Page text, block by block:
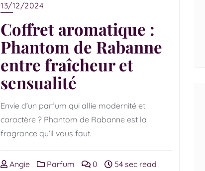
13/12/2024
Coffret aromatique :
Phantom de Rabanne
entre fraîcheur et
sensualité
Envie d’un parfum qui allie modernité et
caractère ? Phantom de Rabanne est la
fragrance qu’il vous faut.
Angie Parfum 0 54 sec read